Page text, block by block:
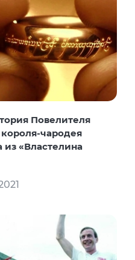
Повелителя
чародея
из «Властелина